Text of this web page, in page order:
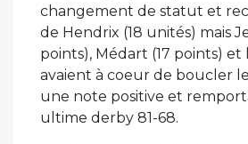
changement de statut et
de Hendrix (18 unités) mais
points), Médart (17 points) et
avaient à coeur de boucler
une note positive et
ultime derby 81-68.